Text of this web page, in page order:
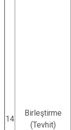
14
Birleştirme
(Tevhit)